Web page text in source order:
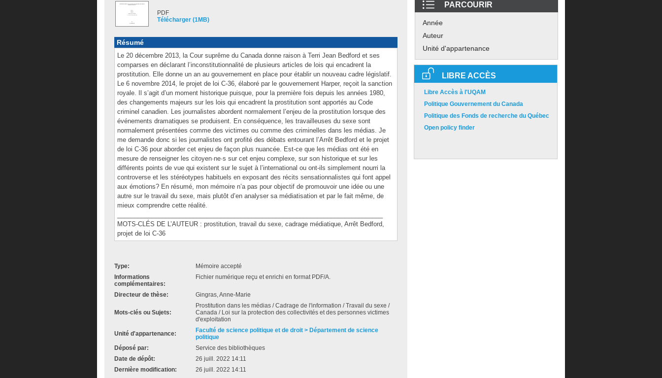
PDF
Télécharger (1MB)
Résumé
Le 20 décembre 2013, la Cour suprême du Canada donne raison à Terri Jean Bedford et ses
comparses en déclarant l’inconstitutionnalité de plusieurs articles de lois qui encadrent la
prostitution. Elle donne un an au gouvernement en place pour établir un nouveau cadre législatif.
Le 6 novembre 2014, le projet de loi C-36, élaboré par le gouvernement Harper, reçoit la sanction
royale. Il s’agit d’un moment historique puisque, pour la première fois depuis les années 1980,
des changements majeurs sur les lois qui encadrent la prostitution sont apportés au Code
criminel canadien. Les journalistes abordent normalement l’enjeu de la prostitution lorsque des
événements dramatiques se produisent. En conséquence, les travailleuses du sexe sont
normalement présentées comme des victimes ou comme des criminelles dans les médias. Je
me demande donc si les journalistes ont profité des débats entourant l’Arrêt Bedford et le projet
de loi C-36 pour aborder cet enjeu de façon plus nuancée. Est-ce que les médias ont été en
mesure de renseigner les citoyen·ne·s sur cet enjeu complexe, sur son historique et sur les
différents points de vue qui existent sur le sujet à l’international ou ont-ils simplement nourri la
controverse et les stéréotypes habituels en exposant des récits sensationnalistes qui font appel
aux émotions? En résumé, mon mémoire n’a pas pour objectif de promouvoir une idée ou une
autre sur le travail du sexe, mais plutôt d’en analyser sa médiatisation et par le fait même, de
mieux comprendre cette réalité.
MOTS-CLÉS DE L’AUTEUR : prostitution, travail du sexe, cadrage médiatique, Arrêt Bedford,
projet de loi C-36
Type:
Mémoire accepté
Informations
complémentaires:
Fichier numérique reçu et enrichi en format PDF/A.
Directeur de thèse: Gingras, Anne-Marie
Mots-clés ou Sujets:
Prostitution dans les médias / Cadrage de l'information / Travail du sexe /
Canada / Loi sur la protection des collectivités et des personnes victimes
d'exploitation
Unité d'appartenance:
Faculté de science politique et de droit > Département de science
politique
Déposé par:
Service des bibliothèques
Date de dépôt:
26 juill. 2022 14:11
Dernière modification:
26 juill. 2022 14:11
PARCOURIR
Année
Auteur
Unité d'appartenance
LIBRE ACCÈS
Libre Accès à l'UQAM
Politique Gouvernement du Canada
Politique des Fonds de recherche du Québec
Open policy finder